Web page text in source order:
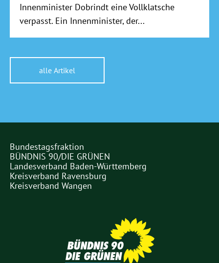
Innenminister Dobrindt eine Vollklatsche
verpasst. Ein Innenminister, der...
alle Artikel
Partner
Links
Bundestagsfraktion
BÜNDNIS 90/DIE GRÜNEN
Landesverband Baden-Württemberg
Kreisverband Ravensburg
Kreisverband Wangen